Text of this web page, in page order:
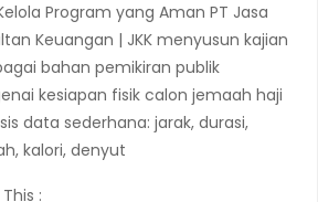
Program yang Aman PT Jasa
Keuangan | JKK menyusun kajian
bahan pemikiran publik
kesiapan fisik calon jemaah haji
data sederhana: jarak, durasi,
kalori, denyut
: